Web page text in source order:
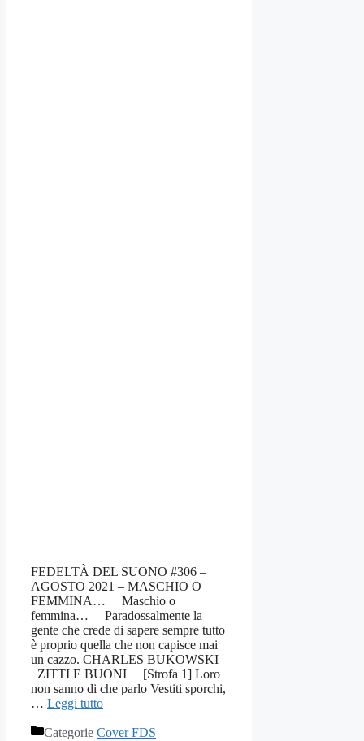
FEDELTÀ DEL SUONO #306 –
AGOSTO 2021 – MASCHIO O
FEMMINA… Maschio o
femmina… Paradossalmente la
gente che crede di sapere sempre tutto
è proprio quella che non capisce mai
un cazzo. CHARLES BUKOWSKI
ZITTI E BUONI [Strofa 1] Loro
non sanno di che parlo Vestiti sporchi,
… Leggi tutto
Categorie Cover FDS